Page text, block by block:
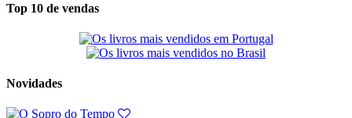
Top 10 de vendas
Novidades